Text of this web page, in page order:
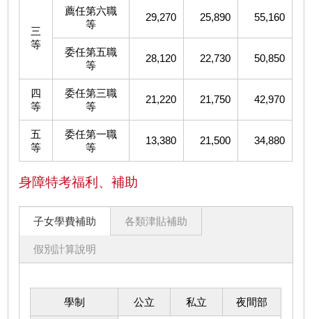
三
等
薦任第六職
等
29,270 25,890 55,160
委任第五職
等
28,120 22,730 50,850
四
等
委任第三職
等
21,220 21,750 42,970
五
等
委任第一職
等
13,380 21,500 34,880
身障特考福利、補助
子女學費補助 各類津貼補助
假別計算說明
學制 公立 私立 夜間部